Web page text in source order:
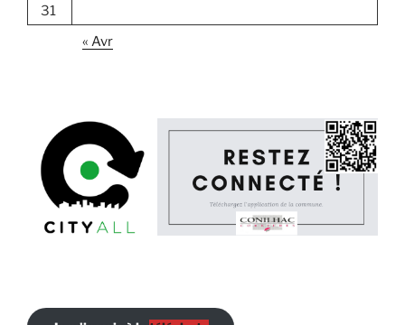
31
« Avr